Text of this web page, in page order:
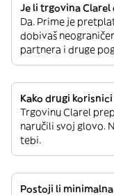
Je li trgovina
Da. Prime je
dobivaš
partnera i druge
Kako drugi
Trgovinu Clarel
naručili svoj glovo.
tebi.
Postoji li